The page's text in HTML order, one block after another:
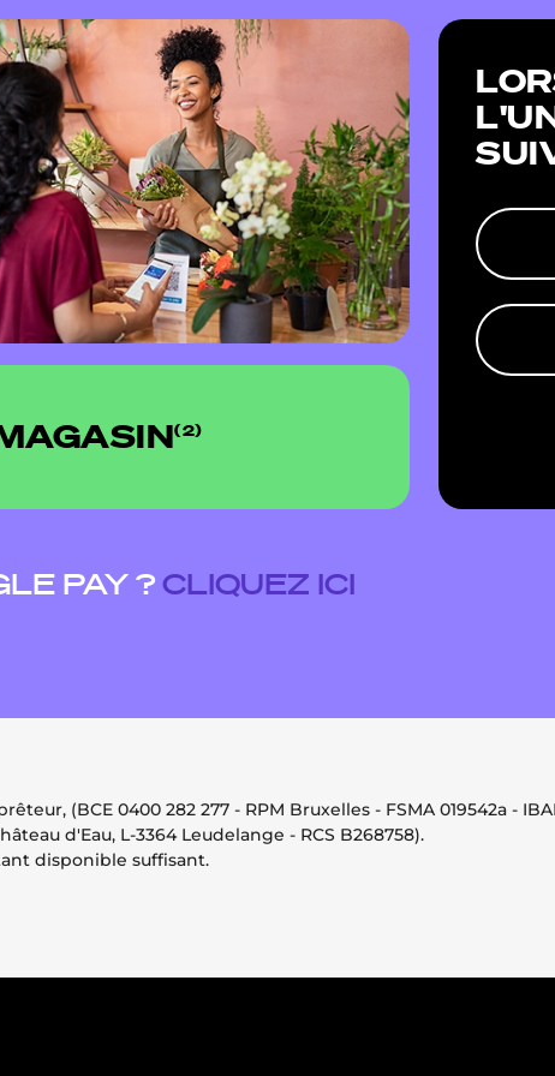
(2)
PAY ? CLIQUEZ ICI
(BCE 0400 282 277 - RPM Bruxelles - FSMA 019542a -
d'Eau, L-3364 Leudelange - RCS B268758).
disponible suffisant.